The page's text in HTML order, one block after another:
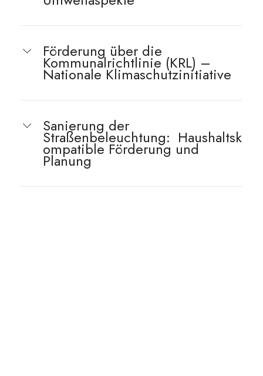
Förderung über die
Kommunalrichtlinie (KRL) –
Nationale Klimaschutzinitiative
Sanierung der
Straßenbeleuchtung: Haushaltsk
ompatible Förderung und
Planung